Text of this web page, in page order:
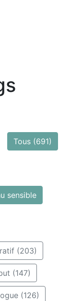
Tous (691)
sensible
(203)
(147)
(126)